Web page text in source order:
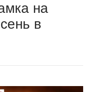
на
в